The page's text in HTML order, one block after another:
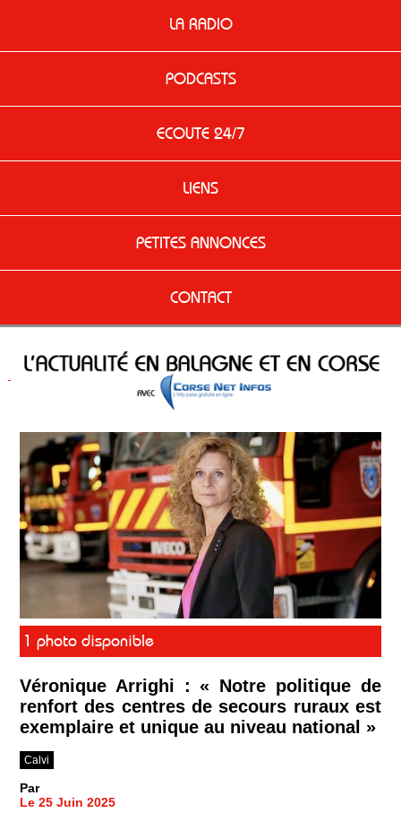
LA RADIO
PODCASTS
ECOUTE 24/7
LIENS
PETITES ANNONCES
CONTACT
1 photo disponible
Véronique Arrighi : « Notre politique de
renfort des centres de secours ruraux est
exemplaire et unique au niveau national »
Calvi
Par
Le 25 Juin 2025